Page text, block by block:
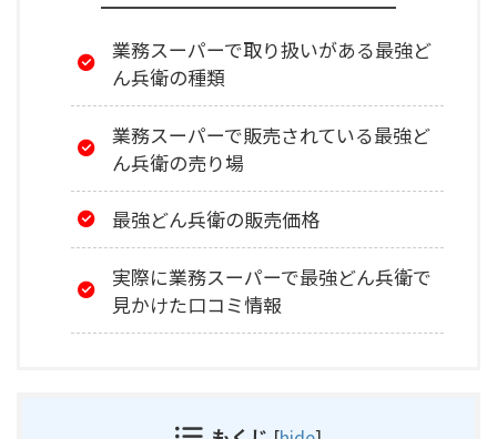
業務スーパーで取り扱いがある最強ど
ん兵衛の種類
業務スーパーで販売されている最強ど
ん兵衛の売り場
最強どん兵衛の販売価格
実際に業務スーパーで最強どん兵衛で
見かけた口コミ情報